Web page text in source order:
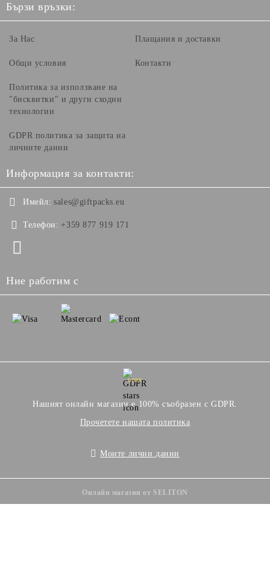
Бързи връзки:
За Нас
Общи условия
Политика за използване на
"бисквитки" и други сходни
технологии
GDPR политика за защита на
личните данни
Плащания и доставки
Контакти
Информация за контакти:
Имейл: sales@giftpacks.eu
Телефон: +359 877 919 171
Ние работим с
GDPR
Нашият онлайн магазин е 100% съобразен с GDPR.
Прочетете нашата политика
Моите лични данни
Онлайн магазин от SELITON